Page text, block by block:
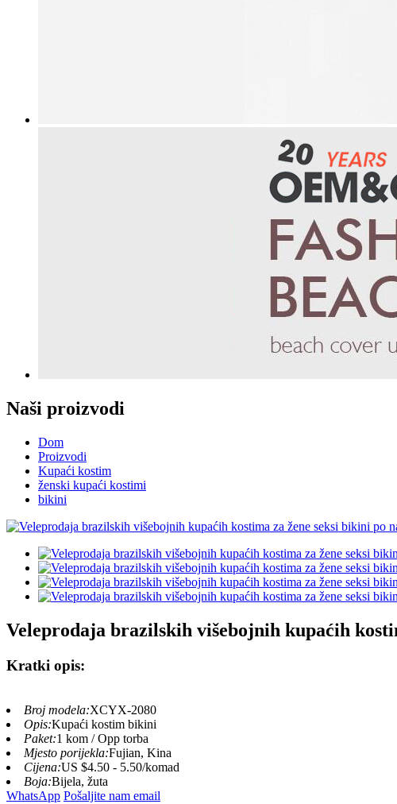
Naši proizvodi
Dom
Proizvodi
Kupaći kostim
ženski kupaći kostimi
bikini
Veleprodaja brazilskih višebojnih kupaćih
Kratki opis:
Broj modela:XCYX-2080
Opis:Kupaći kostim bikini
Paket:1 kom / Opp torba
Mjesto porijekla:Fujian, Kina
Cijena:US $4.50 - 5.50/komad
Boja:Bijela, žuta
WhatsApp Pošaljite nam email